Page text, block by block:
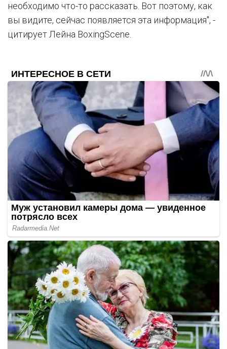
необходимо что-то рассказать. Вот поэтому, как
вы видите, сейчас появляется эта информация", -
цитирует Лейна BoxingScene.